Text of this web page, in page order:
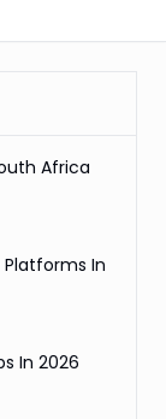
Africa
Platforms In
In 2026